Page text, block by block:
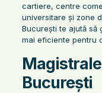
cartiere, centre
universitare și zone
București te ajută să
mai eficiente pentru
București